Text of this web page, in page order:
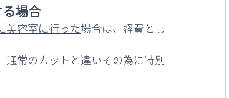
場合
美容室に行った場合は、経費とし
通常のカットと違いその為に特別